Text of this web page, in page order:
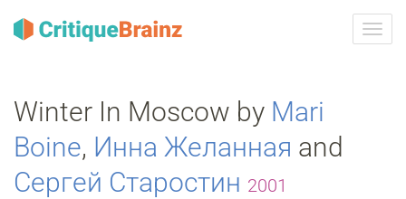
Winter In Moscow by Mari
Boine, Инна Желанная and
Сергей Старостин 2001